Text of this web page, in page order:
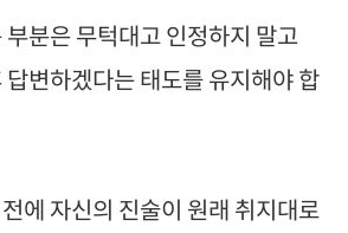
부분은 무턱대고 인정하지 말고
답변하겠다는 태도를 유지해야 합
에 자신의 진술이 원래 취지대로